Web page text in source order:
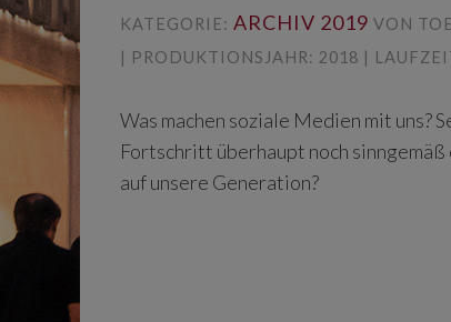
KATEGORIE: ARCHIV 2019 VON
| PRODUKTIONSJAHR: 2018 |
Was machen soziale Medien mit uns?
Fortschritt überhaupt noch
auf unsere Generation?